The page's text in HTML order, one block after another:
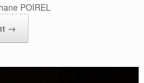
POIREL
→